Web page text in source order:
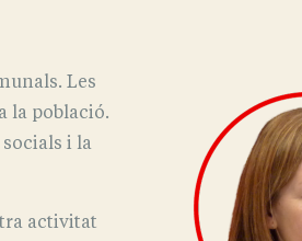
Les
la població.
i la
activitat